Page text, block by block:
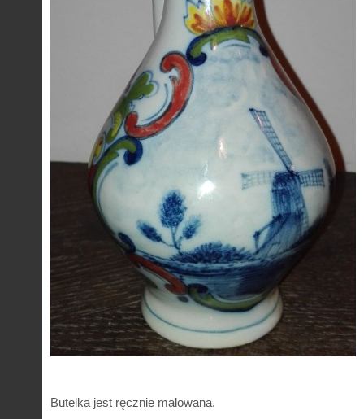
Butelka jest ręcznie malowana.